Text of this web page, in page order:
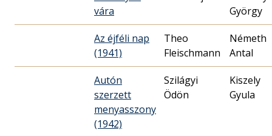
vára
György
Az éjféli nap
(1941)
Theo
Fleischmann
Németh
Antal
Autón
szerzett
menyasszony
(1942)
Szilágyi
Ödön
Kiszely
Gyula